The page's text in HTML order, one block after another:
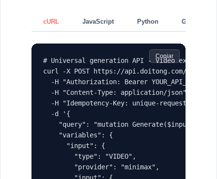
cURL JavaScript Python GraphQL
Copiar
# Universal generation API - Video example
curl -X POST https://api.doitong.com/
  -H "Authorization: Bearer YOUR_API_KEY" \
  -H "Content-Type: application/json" \
-H "Idempotency-Key: unique-request-id-
  -d '{
"query": "mutation Generate($input:
    "variables": {
      "input": {
        "type": "VIDEO",
        "provider": "minimax",